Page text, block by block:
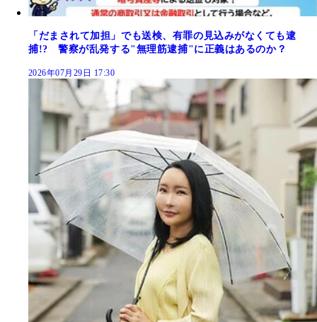
「だまされて加担」でも送検、有罪の見込みがなくても逮
捕!? 警察が乱発する"無理筋逮捕"に正義はあるのか？
2026年07月29日 17:30